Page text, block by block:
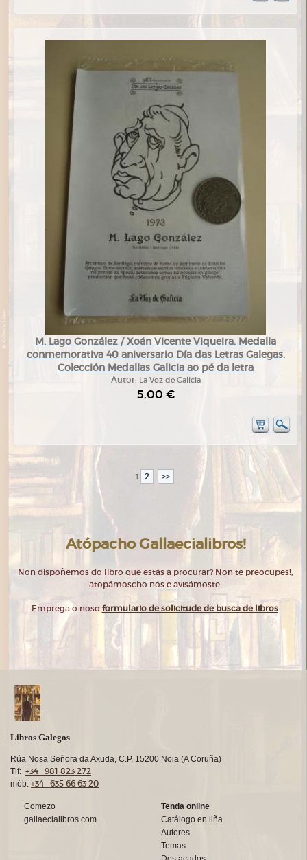
M. Lago González / Xoán Vicente Viqueira. Medalla
conmemorativa 40 aniversario Día das Letras Galegas.
Colección Medallas Galicia ao pé da letra
Autor: La Voz de Galicia
5,00 €
1 2 >>
Atópacho Gallaecialibros!
Non dispoñemos do libro que estás a procurar? Non te preocupes!,
atopámoscho nós e avisámoste.
Emprega o nosoformulario de solicitude de busca de libros.
Libros Galegos
Rúa Nosa Señora da Axuda, C.P. 15200 Noia (A Coruña)
Tlf: +34 981 823 272
mób: +34 635 66 63 20
Comezo
gallaecialibros.com
Tenda online
Catálogo en liña
Autores
Temas